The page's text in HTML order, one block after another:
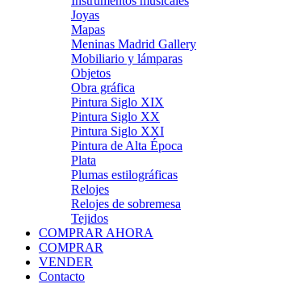
Joyas
Mapas
Meninas Madrid Gallery
Mobiliario y lámparas
Objetos
Obra gráfica
Pintura Siglo XIX
Pintura Siglo XX
Pintura Siglo XXI
Pintura de Alta Época
Plata
Plumas estilográficas
Relojes
Relojes de sobremesa
Tejidos
COMPRAR AHORA
COMPRAR
VENDER
Contacto